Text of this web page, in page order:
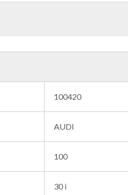
100420
AUDI
100
30 i